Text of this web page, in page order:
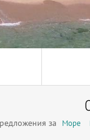
за Море